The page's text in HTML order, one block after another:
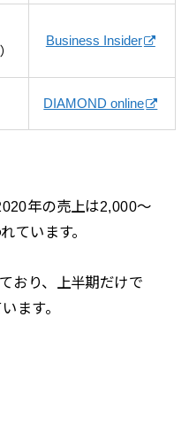
Business Insider
DIAMOND online
年の売上は2,000～
ています。
おり、上半期だけで
ます。